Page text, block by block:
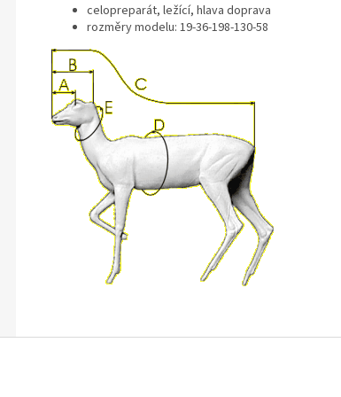
celopreparát, ležící, hlava doprava
rozměry modelu: 19-36-198-130-58